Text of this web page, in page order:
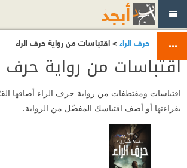
حرف الراء> اقتباسات من رواية حرف الراء
اقتباسات من رواية حرف
اقتباسات ومقتطفات من رواية حرف الراء أضافها
بقراءتها أو أضف اقتباسك المفضّل من الرواية.